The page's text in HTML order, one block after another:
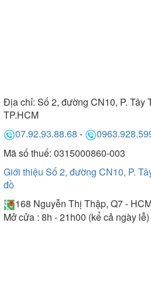
Địa chỉ: Số 2, đường CN10, P. Tây
TP.HCM
07.92.93.88.68 -
Mã số thuế: 0315000860-003
Giới thiệu Số 2, đường CN10, P.
đồ
168 Nguyễn Thị Thập, Q7 -
Mở cửa : 8h - 21h00 (kể cả ngày lễ)